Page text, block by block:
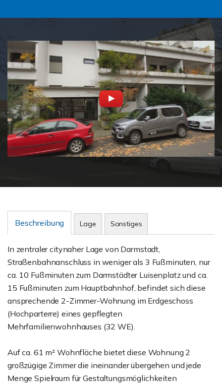
Beschreibung Lage Sonstiges
In zentraler citynaher Lage von Darmstadt,
Straßenbahnanschluss in weniger als 3 Fußminuten, nur
ca. 10 Fußminuten zum Darmstädter Luisenplatz und ca.
15 Fußminuten zum Hauptbahnhof, befindet sich diese
ansprechende 2-Zimmer-Wohnung im Erdgeschoss
(Hochparterre) eines gepflegten
Mehrfamilienwohnhauses (32 WE).
Auf ca. 61 m² Wohnfläche bietet diese Wohnung 2
großzügige Zimmer die ineinander übergehen und jede
Menge Spielraum für Gestaltungsmöglichkeiten